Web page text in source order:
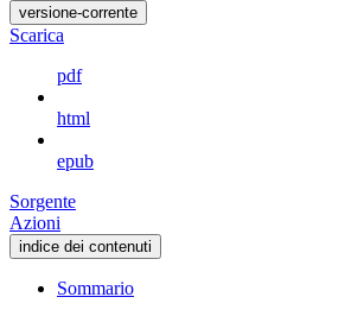
versione-corrente
Scarica
pdf
html
epub
Sorgente
Azioni
indice dei contenuti
Sommario